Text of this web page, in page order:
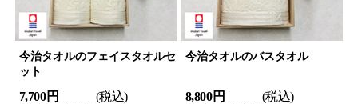
今治タオルのフェイスタオルセ
ット
7,700 円 (税込)
今治タオルのバスタオル
8,800 円 (税込)